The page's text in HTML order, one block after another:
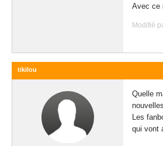
Avec ce
Modifié
tikilou
Quelle
Les
qui vont